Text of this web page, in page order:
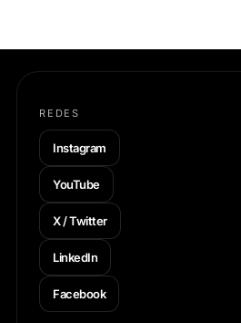
REDES
Instagram
YouTube
X / Twitter
LinkedIn
Facebook